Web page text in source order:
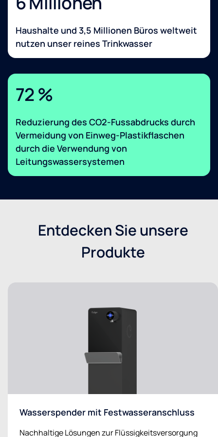
Haushalte und 3,5 Millionen Büros weltweit
nutzen unser reines Trinkwasser
72 %
Reduzierung des CO2-Fussabdrucks durch
Vermeidung von Einweg-Plastikflaschen
durch die Verwendung von
Leitungswassersystemen
Entdecken Sie unsere
Produkte
Wasserspender mit Festwasseranschluss
Nachhaltige Lösungen zur Flüssigkeitsversorgung